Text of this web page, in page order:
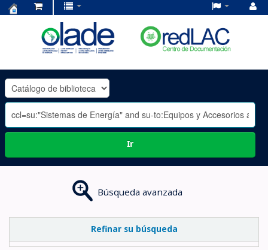
OLADE
-
Ir
Búsqueda avanzada
Refinar su búsqueda